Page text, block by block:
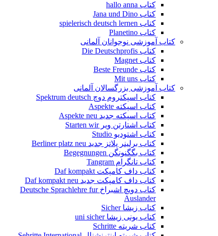
کتاب hallo anna
کتاب Jana und Dino
کتاب spielerisch deutsch lernen
کتاب Planetino
کتاب آموزشی نوجوانان آلمانی
کتاب Die Deutschprofis
کتاب Magnet
کتاب Beste Freunde
کتاب Mit uns
کتاب آموزشی بزرگسالان آلمانی
کتاب اسپکتروم دوچ Spektrum deutsch
کتاب اسپکته Aspekte
کتاب اسپکته جدید Aspekte neu
کتاب اشتارتن ویر Starten wir
کتاب اشتودیو Studio
کتاب برلینر پلاتز جدید Berliner platz neu
کتاب بگگنونگن Begegnungen
کتاب تانگرام Tangram
کتاب داف کامپکت Daf kompakt
کتاب داف کامپکت جدید Daf kompakt neu
کتاب دویچ اشبراخ Deutsche Sprachlehre fur
Auslander
کتاب زیشا Sicher
کتاب یونی زیشا uni sicher
کتاب شریته Schritte